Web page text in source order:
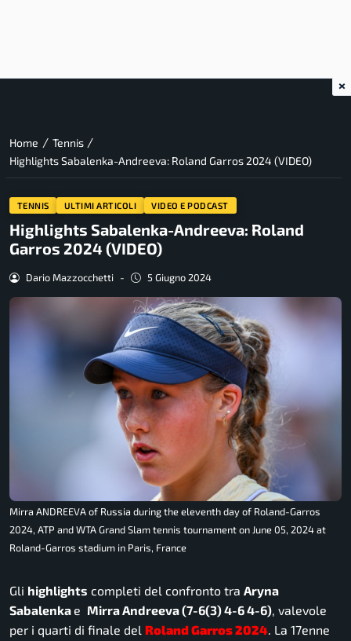
Home / Tennis /
Highlights Sabalenka-Andreeva: Roland Garros 2024 (VIDEO)
TENNIS ULTIMI ARTICOLI VIDEO E PODCAST
Highlights Sabalenka-Andreeva: Roland
Garros 2024 (VIDEO)
Dario Mazzocchetti - 5 Giugno 2024
Mirra ANDREEVA of Russia during the eleventh day of Roland-Garros
2024, ATP and WTA Grand Slam tennis tournament on June 05, 2024 at
Roland-Garros stadium in Paris, France
Gli highlights completi del confronto tra Aryna
Sabalenkae Mirra Andreeva (7-6(3) 4-6 4-6), valevole
per i quarti di finale del Roland Garros 2024. La 17enne
×